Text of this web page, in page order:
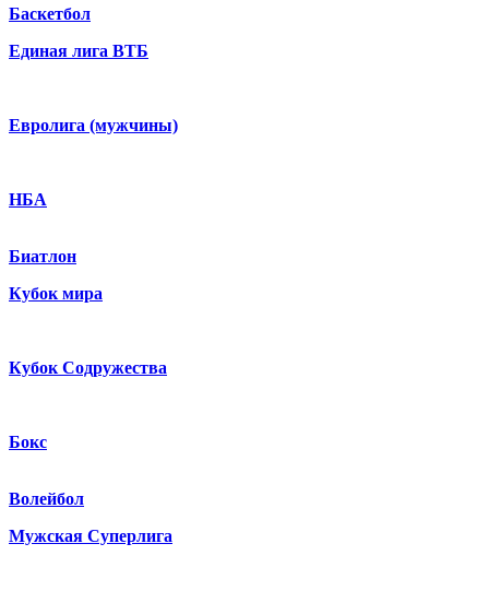
Баскетбол
Единая лига ВТБ
Евролига (мужчины)
НБА
Биатлон
Кубок мира
Кубок Содружества
Бокс
Волейбол
Мужская Суперлига